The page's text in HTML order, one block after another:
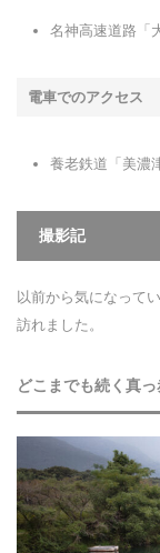
名神高速道路「
電車でのアクセス
養老鉄道「美濃
撮影記
以前から気になって
訪れました。
どこまでも続く真